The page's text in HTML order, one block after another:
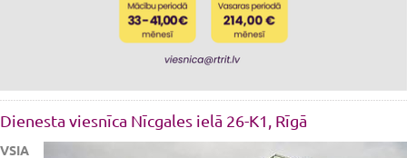
Dienesta viesnīca Nīcgales ielā 26-K1, Rīgā
VSIA